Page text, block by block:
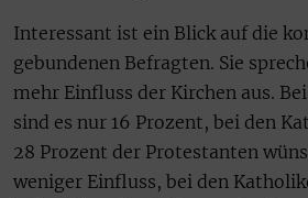
Interessant ist ein Blick auf die
gebundenen Befragten. Sie
mehr Einfluss der Kirchen aus.
sind es nur 16 Prozent, bei den
28 Prozent der Protestanten
weniger Einfluss, bei den